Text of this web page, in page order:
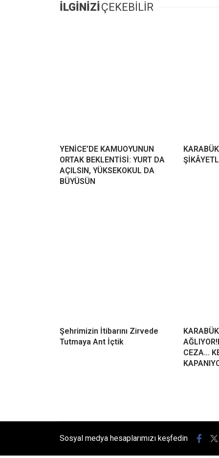
İLGİNİZİÇEKEBİLİR
YENİCE’DE KAMUOYUNUN
ORTAK BEKLENTİSİ: YURT DA
AÇILSIN, YÜKSEKOKUL DA
BÜYÜSÜN
Şehrimizin İtibarını Zirvede
Tutmaya Ant İçtik
CEZA…
Sosyal medya hesaplarımızı keşfedin